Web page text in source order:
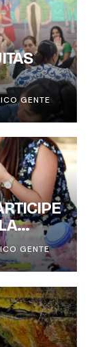
LAS
GENTE
GENTE